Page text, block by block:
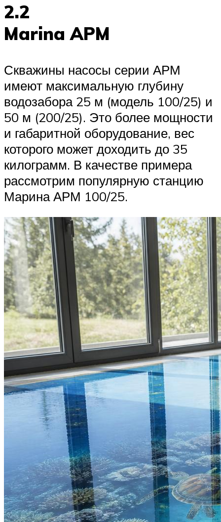
2.2
Marina APM
Скважины насосы серии АРМ
имеют максимальную глубину
водозабора 25 м (модель 100/25) и
50 м (200/25). Это более мощности
и габаритной оборудование, вес
которого может доходить до 35
килограмм. В качестве примера
рассмотрим популярную станцию
Марина АРМ 100/25.